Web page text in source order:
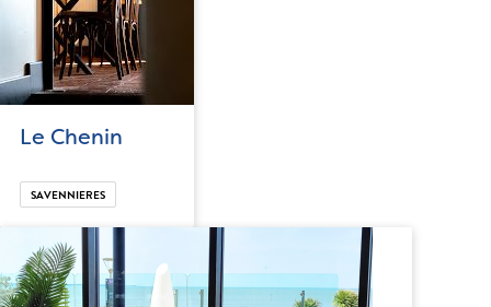
Le Chenin
SAVENNIERES